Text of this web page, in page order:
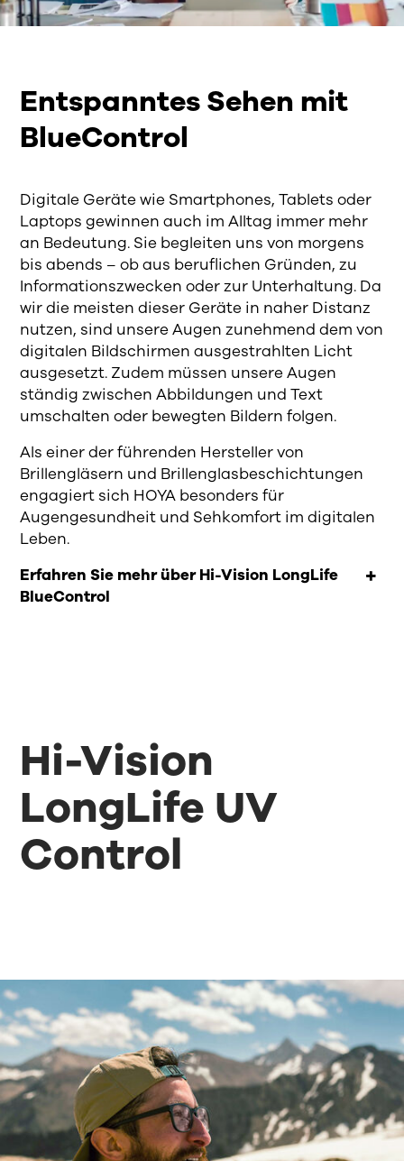
Entspanntes Sehen mit
BlueControl
Digitale Geräte wie Smartphones, Tablets oder
Laptops gewinnen auch im Alltag immer mehr
an Bedeutung. Sie begleiten uns von morgens
bis abends – ob aus beruflichen Gründen, zu
Informationszwecken oder zur Unterhaltung. Da
wir die meisten dieser Geräte in naher Distanz
nutzen, sind unsere Augen zunehmend dem von
digitalen Bildschirmen ausgestrahlten Licht
ausgesetzt. Zudem müssen unsere Augen
ständig zwischen Abbildungen und Text
umschalten oder bewegten Bildern folgen.
Als einer der führenden Hersteller von
Brillengläsern und Brillenglasbeschichtungen
engagiert sich HOYA besonders für
Augengesundheit und Sehkomfort im digitalen
Leben.
Erfahren Sie mehr über Hi-Vision LongLife
BlueControl
Hi-Vision
LongLife UV
Control